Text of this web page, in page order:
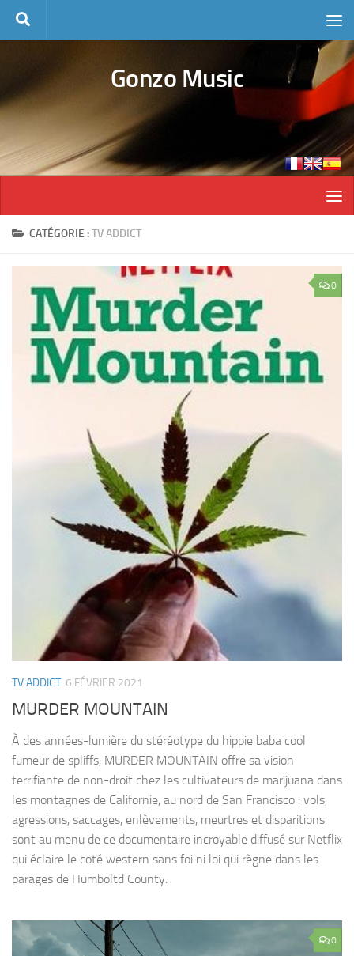
Skip to content
Gonzo Music
CATÉGORIE :TV ADDICT
0
TV ADDICT 6 FÉVRIER 2021
MURDER MOUNTAIN
À des années-lumière du stéréotype du hippie baba cool
fumeur de spliffs, MURDER MOUNTAIN offre sa vision
terrifiante de non-droit chez les cultivateurs de marijuana dans
les montagnes de Californie, au nord de San Francisco : vols,
agressions, saccages, enlèvements, meurtres et disparitions
sont au menu de ce documentaire incroyable diffusé sur Netflix
qui éclaire le coté western sans foi ni loi qui règne dans les
parages de Humboltd County.
0